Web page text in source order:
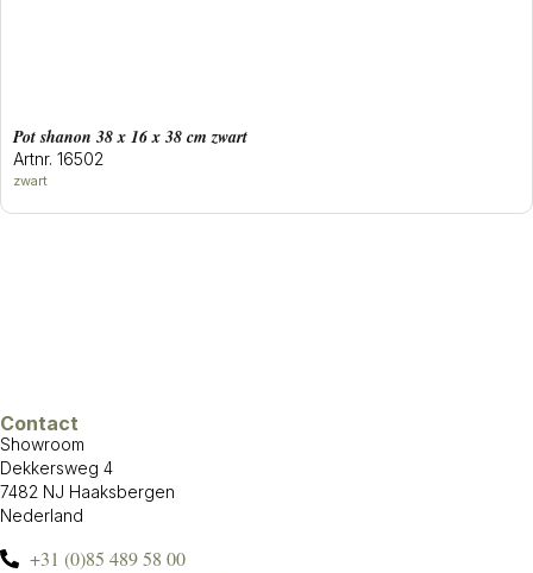
Pot shanon 38 x 16 x 38 cm zwart
Artnr. 16502
zwart
Contact
Showroom
Dekkersweg 4
7482 NJ Haaksbergen
Nederland
+31 (0)85 489 58 00